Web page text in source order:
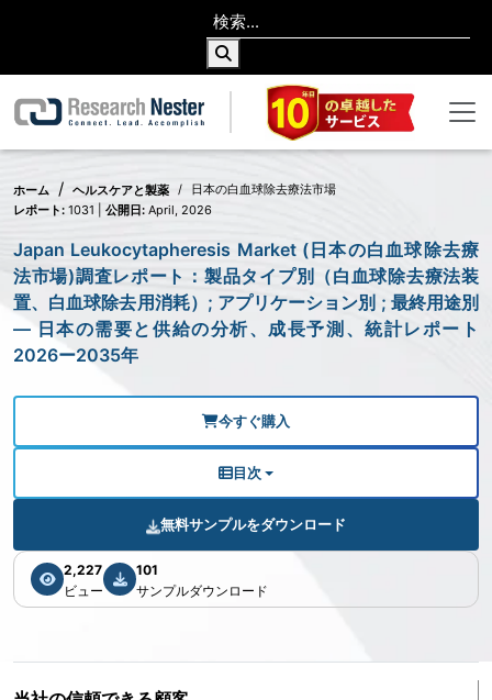
ホーム ヘルスケアと製薬
日本の白血球除去療法市場
レポート: 1031 | 公開日: April, 2026
Japan Leukocytapheresis Market (日本の白血球除去療
法市場)調査レポート：製品タイプ別（白血球除去療法装
置、白血球除去用消耗）; アプリケーション別 ; 最終用途別
— 日本の需要と供給の分析、成長予測、統計レポート
2026ー2035年
今すぐ購入
目次
無料サンプルをダウンロード
2,227
ビュー
101
サンプルダウンロード